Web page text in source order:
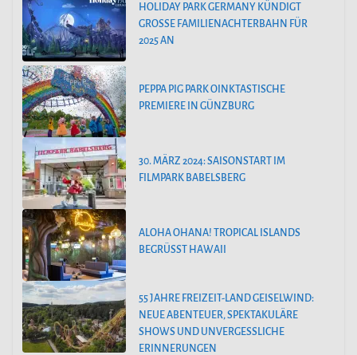
HOLIDAY PARK GERMANY KÜNDIGT
GROSSE FAMILIENACHTERBAHN FÜR 2
025 AN
PEPPA PIG PARK OINKTASTISCHE
PREMIERE IN GÜNZBURG
30. MÄRZ 2024: SAISONSTART IM
FILMPARK BABELSBERG
ALOHA OHANA! TROPICAL ISLANDS
BEGRÜSST HAWAII
55 JAHRE FREIZEIT-LAND GEISELWIND:
NEUE ABENTEUER, SPEKTAKULÄRE
SHOWS UND UNVERGESSLICHE
ERINNERUNGEN